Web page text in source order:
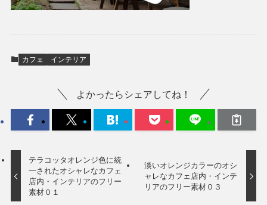
カフェ インテリア
よかったらシェアしてね！
テラコッタオレンジ色に統
一されたオシャレなカフェ
店内・インテリアのフリー
素材０１
淡いオレンジカラーのオシ
ャレなカフェ店内・インテ
リアのフリー素材０３